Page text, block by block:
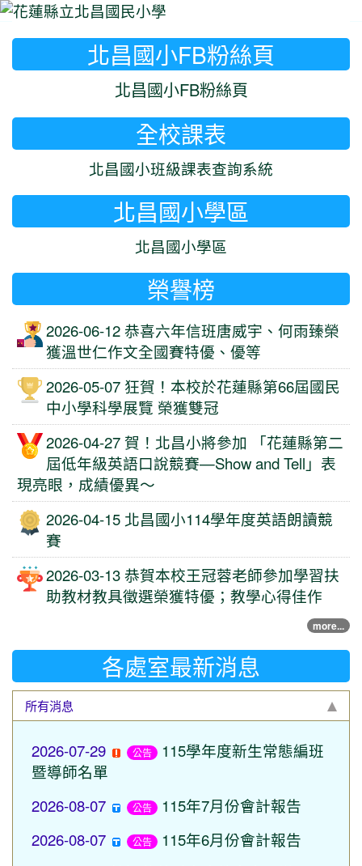
北昌國小FB粉絲頁
北昌國小FB粉絲頁
全校課表
北昌國小班級課表查詢系統
北昌國小學區
北昌國小學區
榮譽榜
2026-06-12 恭喜六年信班唐威宇、何雨臻榮
獲溫世仁作文全國賽特優、優等
2026-05-07 狂賀！本校於花蓮縣第66屆國民
中小學科學展覽 榮獲雙冠
2026-04-27 賀！北昌小將參加 「花蓮縣第二
屆低年級英語口說競賽—Show and Tell」表
現亮眼，成績優異～
2026-04-15 北昌國小114學年度英語朗讀競
賽
2026-03-13 恭賀本校王冠蓉老師參加學習扶
助教材教具徵選榮獲特優；教學心得佳作
more...
各處室最新消息
所有消息
2026-07-29 公告
115學年度新生常態編班
暨導師名單
2026-08-07
公告
115年7月份會計報告
2026-08-07
公告
115年6月份會計報告